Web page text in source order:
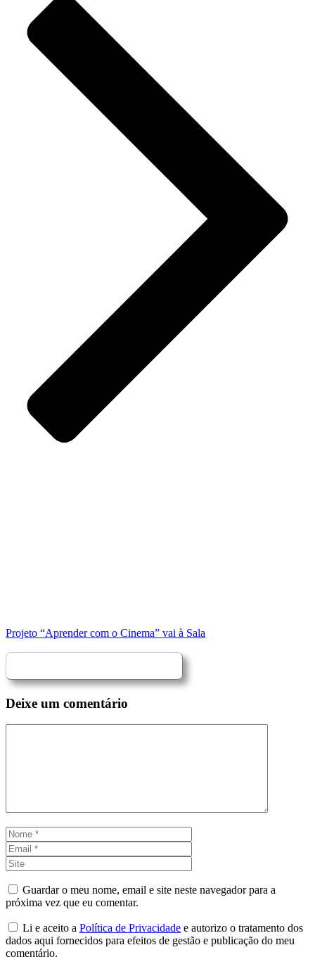
Projeto “Aprender com o Cinema” vai à Sala
Deixe um comentário
Nome
Guardar o meu nome, email e site neste navegador para a
próxima vez que eu comentar.
Li e aceito a Política de Privacidade e autorizo o tratamento dos
dados aqui fornecidos para efeitos de gestão e publicação do meu
comentário.